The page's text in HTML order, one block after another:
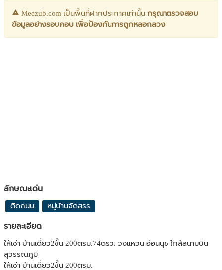
Meezub.com เป็นพื้นที่ฝากประกาศเท่านั้น กรุณาตรวจสอบ
ข้อมูลอย่างรอบคอบ เพื่อป้องกันการถูกหลอกลวง
ลักษณะเด่น
ติดถนน หมู่บ้านจัดสรร
รายละเอียด
ให้เช่า บ้านเดี่ยว2ชั้น 200ตรม.74ตรว. วงแหวน อ่อนนุช ใกล้สนามบิน
สุวรรณภูมิ
ให้เช่า บ้านเดี่ยว2ชั้น 200ตรม.